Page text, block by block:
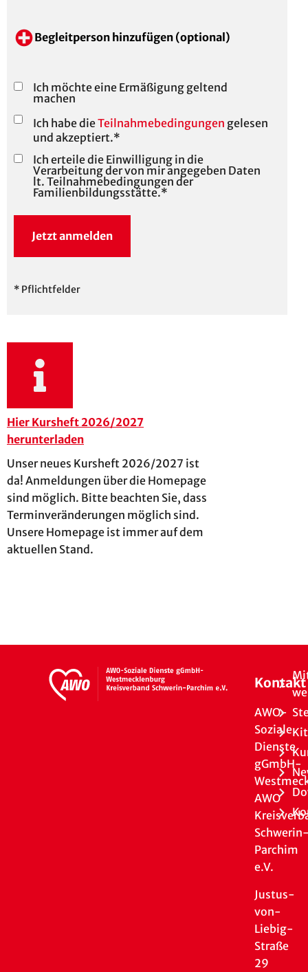
Begleitperson hinzufügen (optional)
Ich möchte eine Ermäßigung geltend
machen
Ich habe dieTeilnahmebedingungen gelesen
und akzeptiert.*
Ich erteile die Einwilligung in die
Verarbeitung der von mir angegeben Daten
lt. Teilnahmebedingungen der
Familienbildungsstätte.*
Jetzt anmelden
* Pflichtfelder
Hier Kursheft 2026/2027
herunterladen
Unser neues Kursheft 2026/2027 ist
da! Anmeldungen über die Homepage
sind möglich. Bitte beachten Sie, dass
Terminveränderungen möglich sind.
Unsere Homepage ist immer auf dem
aktuellen Stand.
Kontakt
AWO-
Soziale
Dienste
gGmbH-
AWO
Parchim
e.V.
Justus-
von-
Liebig-
Straße
29